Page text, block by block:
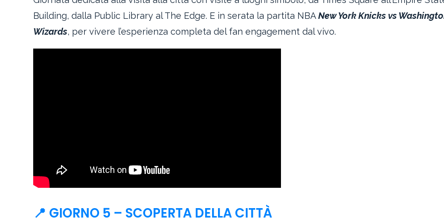
Building, dalla Public Library al The Edge. E in serata la partita NBANew York Knicks vs
Wizards, per vivere l’esperienza completa del fan engagement dal vivo.
📍 GIORNO 5 – SCOPERTA DELLA CITTÀ